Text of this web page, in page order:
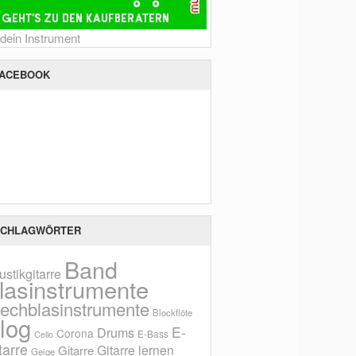
Instrument
Band
Blockflöte
Cello Corona Drums E-Bass E-
Geige Gitarre Gitarre lernen